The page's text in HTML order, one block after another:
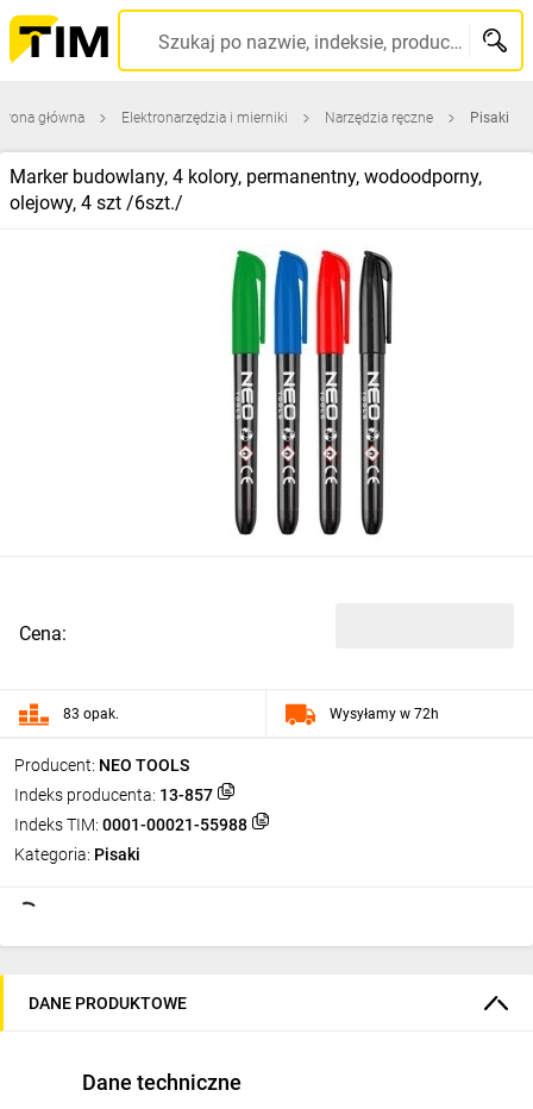
Szukaj po nazwie, indeksie, producencie, kodzie kreskowym...
główna Elektronarzędzia i mierniki Narzędzia ręczne Pisaki
Marker budowlany, 4 kolory, permanentny, wodoodporny,
olejowy, 4 szt /6szt./
Producent: NEO TOOLS
Indeks producenta: 13-857
Indeks TIM: 0001-00021-55988
Kategoria: Pisaki
Cena:
83 opak. Wysyłamy w 72h
DANE PRODUKTOWE
Dane techniczne